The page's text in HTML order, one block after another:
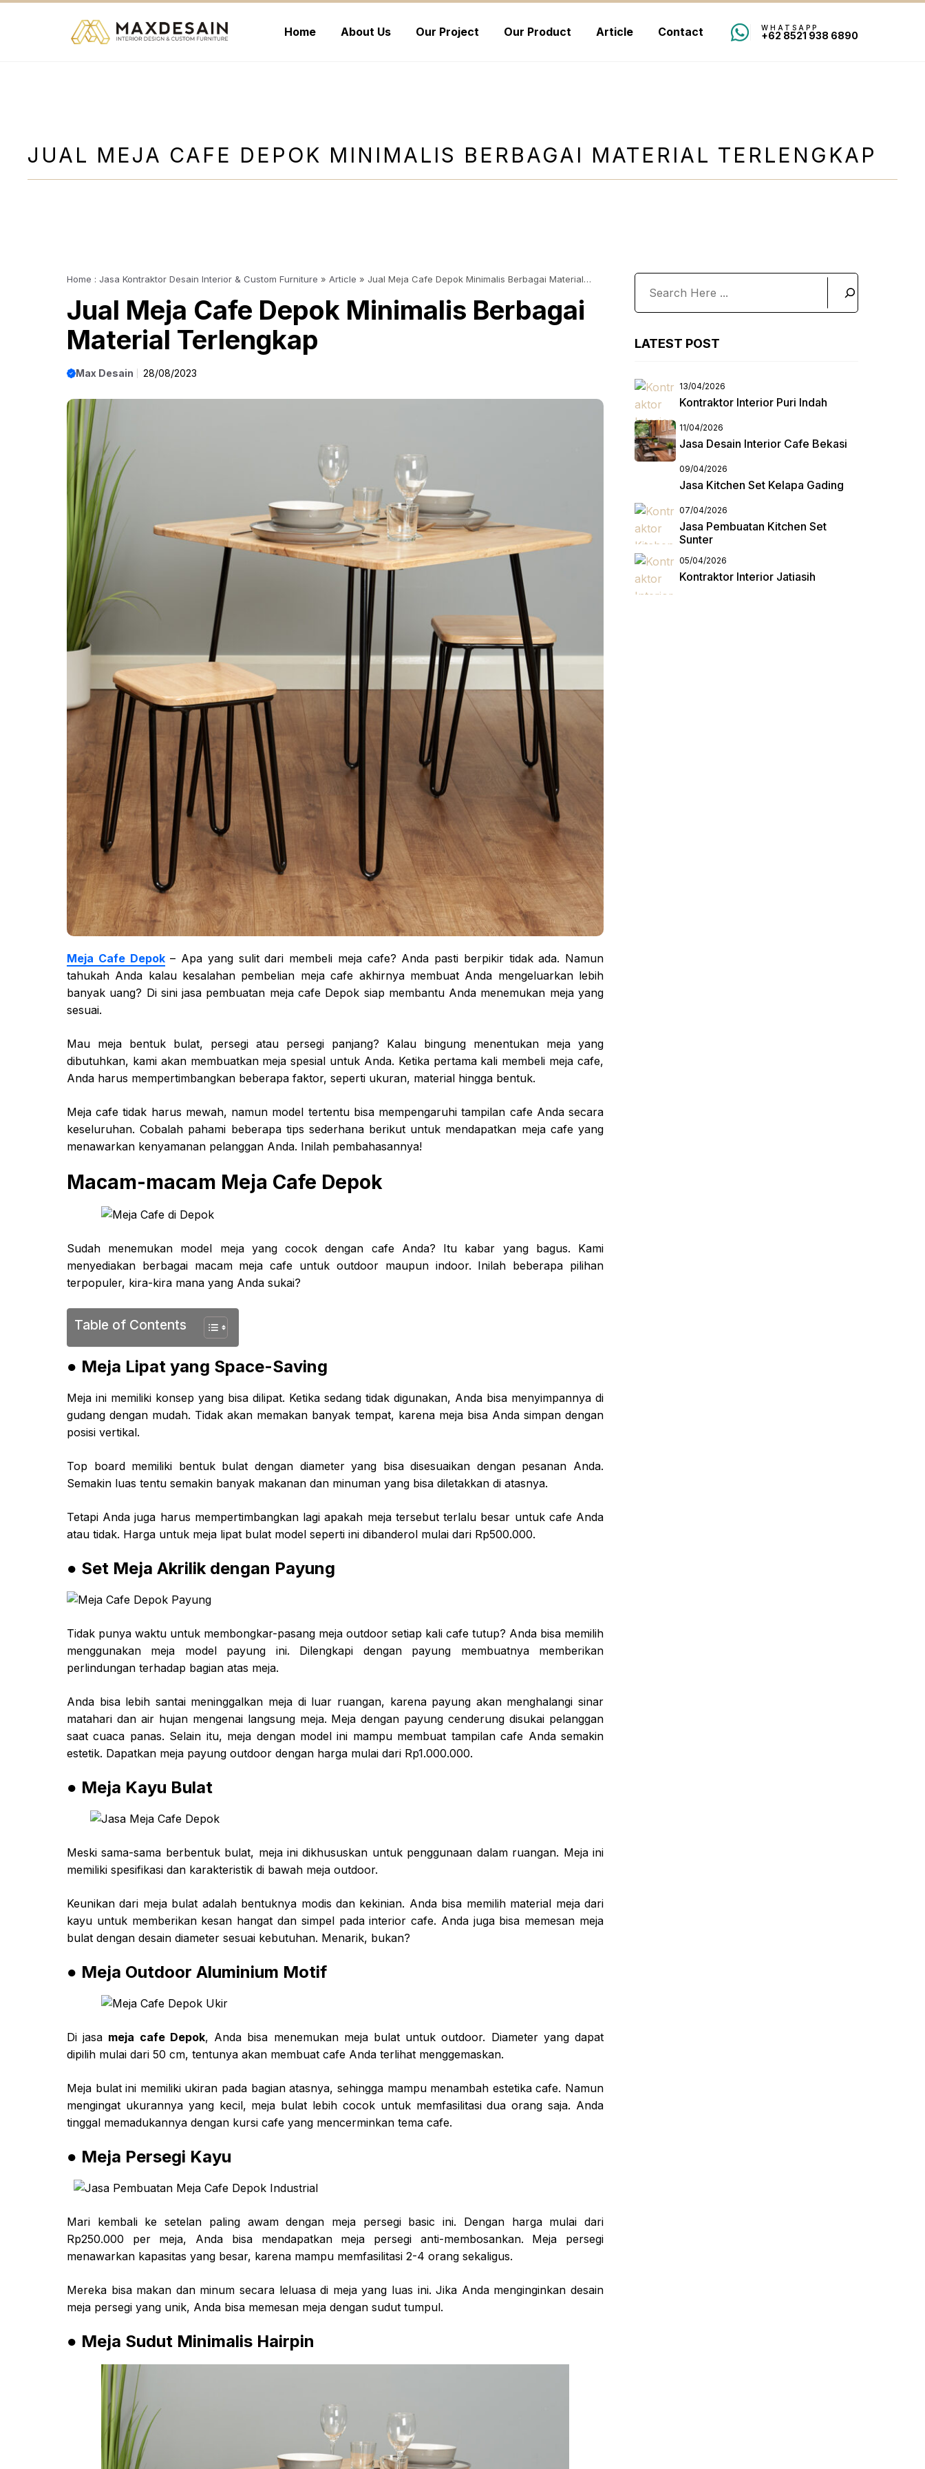
Home About Us Our Project Our Product Article Contact WHATSAPP
+62 8521 938 6890
JUAL MEJA CAFE DEPOK MINIMALIS BERBAGAI MATERIAL TERLENGKAP
Home : Jasa Kontraktor Desain Interior & Custom Furniture » Article » Jual Meja Cafe Depok Minimalis Berbagai Material
Jual Meja Cafe Depok Minimalis Berbagai
Material Terlengkap
Max Desain 28/08/2023
Meja Cafe Depok– Apa yang sulit dari membeli meja cafe? Anda pasti berpikir tidak ada. Namun
tahukah Anda kalau kesalahan pembelian meja cafe akhirnya membuat Anda mengeluarkan lebih
banyak uang? Di sini jasa pembuatan meja cafe Depok siap membantu Anda menemukan meja yang
sesuai.
Mau meja bentuk bulat, persegi atau persegi panjang? Kalau bingung menentukan meja yang
dibutuhkan, kami akan membuatkan meja spesial untuk Anda. Ketika pertama kali membeli meja cafe,
Anda harus mempertimbangkan beberapa faktor, seperti ukuran, material hingga bentuk.
Meja cafe tidak harus mewah, namun model tertentu bisa mempengaruhi tampilan cafe Anda secara
keseluruhan. Cobalah pahami beberapa tips sederhana berikut untuk mendapatkan meja cafe yang
menawarkan kenyamanan pelanggan Anda. Inilah pembahasannya!
Macam-macam Meja Cafe Depok
Sudah menemukan model meja yang cocok dengan cafe Anda? Itu kabar yang bagus. Kami
menyediakan berbagai macam meja cafe untuk outdoor maupun indoor. Inilah beberapa pilihan
terpopuler, kira-kira mana yang Anda sukai?
Table of Contents
● Meja Lipat yang Space-Saving
Meja ini memiliki konsep yang bisa dilipat. Ketika sedang tidak digunakan, Anda bisa menyimpannya di
gudang dengan mudah. Tidak akan memakan banyak tempat, karena meja bisa Anda simpan dengan
posisi vertikal.
Top board memiliki bentuk bulat dengan diameter yang bisa disesuaikan dengan pesanan Anda.
Semakin luas tentu semakin banyak makanan dan minuman yang bisa diletakkan di atasnya.
Tetapi Anda juga harus mempertimbangkan lagi apakah meja tersebut terlalu besar untuk cafe Anda
atau tidak. Harga untuk meja lipat bulat model seperti ini dibanderol mulai dari Rp500.000.
● Set Meja Akrilik dengan Payung
Tidak punya waktu untuk membongkar-pasang meja outdoor setiap kali cafe tutup? Anda bisa memilih
menggunakan meja model payung ini. Dilengkapi dengan payung membuatnya memberikan
perlindungan terhadap bagian atas meja.
Anda bisa lebih santai meninggalkan meja di luar ruangan, karena payung akan menghalangi sinar
matahari dan air hujan mengenai langsung meja. Meja dengan payung cenderung disukai pelanggan
saat cuaca panas. Selain itu, meja dengan model ini mampu membuat tampilan cafe Anda semakin
estetik. Dapatkan meja payung outdoor dengan harga mulai dari Rp1.000.000.
● Meja Kayu Bulat
Meski sama-sama berbentuk bulat, meja ini dikhususkan untuk penggunaan dalam ruangan. Meja ini
memiliki spesifikasi dan karakteristik di bawah meja outdoor.
Keunikan dari meja bulat adalah bentuknya modis dan kekinian. Anda bisa memilih material meja dari
kayu untuk memberikan kesan hangat dan simpel pada interior cafe. Anda juga bisa memesan meja
bulat dengan desain diameter sesuai kebutuhan. Menarik, bukan?
● Meja Outdoor Aluminium Motif
Di jasa meja cafe Depok, Anda bisa menemukan meja bulat untuk outdoor. Diameter yang dapat
dipilih mulai dari 50 cm, tentunya akan membuat cafe Anda terlihat menggemaskan.
Meja bulat ini memiliki ukiran pada bagian atasnya, sehingga mampu menambah estetika cafe. Namun
mengingat ukurannya yang kecil, meja bulat lebih cocok untuk memfasilitasi dua orang saja. Anda
tinggal memadukannya dengan kursi cafe yang mencerminkan tema cafe.
● Meja Persegi Kayu
Mari kembali ke setelan paling awam dengan meja persegi basic ini. Dengan harga mulai dari
Rp250.000 per meja, Anda bisa mendapatkan meja persegi anti-membosankan. Meja persegi
menawarkan kapasitas yang besar, karena mampu memfasilitasi 2-4 orang sekaligus.
Mereka bisa makan dan minum secara leluasa di meja yang luas ini. Jika Anda menginginkan desain
meja persegi yang unik, Anda bisa memesan meja dengan sudut tumpul.
● Meja Sudut Minimalis Hairpin
Search
LATEST POST
13/04/2026
Kontraktor Interior Puri Indah
11/04/2026
Jasa Desain Interior Cafe Bekasi
09/04/2026
Jasa Kitchen Set Kelapa Gading
07/04/2026
Jasa Pembuatan Kitchen Set
Sunter
05/04/2026
Kontraktor Interior Jatiasih